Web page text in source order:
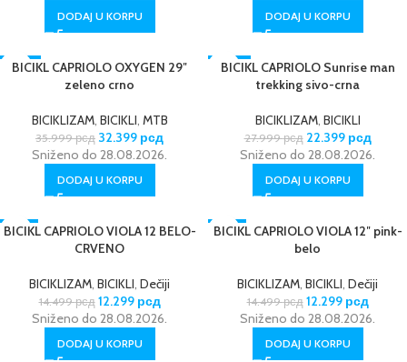
DODAJ U KORPU DODAJ U KORPU
-10%
BICIKL CAPRIOLO OXYGEN 29″
zeleno crno
BICIKLIZAM, BICIKLI, MTB
35.999рсд 32.399 рсд
Sniženo do 28.08.2026.
DODAJ U KORPU
-20%
BICIKL CAPRIOLO Sunrise man
trekking sivo-crna
BICIKLIZAM, BICIKLI
27.999рсд 22.399 рсд
Sniženo do 28.08.2026.
DODAJ U KORPU
-15%
BICIKL CAPRIOLO VIOLA 12 BELO-
CRVENO
BICIKLIZAM, BICIKLI, Dečiji
14.499рсд 12.299 рсд
Sniženo do 28.08.2026.
DODAJ U KORPU
-15%
BICIKL CAPRIOLO VIOLA 12″ pink-
belo
BICIKLIZAM, BICIKLI, Dečiji
14.499рсд 12.299 рсд
Sniženo do 28.08.2026.
DODAJ U KORPU